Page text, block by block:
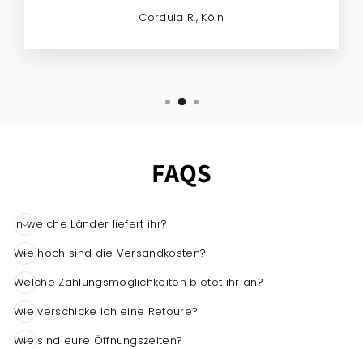
Cordula R., Köln
FAQS
In welche Länder liefert ihr?
Wie hoch sind die Versandkosten?
Welche Zahlungsmöglichkeiten bietet ihr an?
Wie verschicke ich eine Retoure?
Wie sind eure Öffnungszeiten?
4,7 Rating 1.535 Bewertungen